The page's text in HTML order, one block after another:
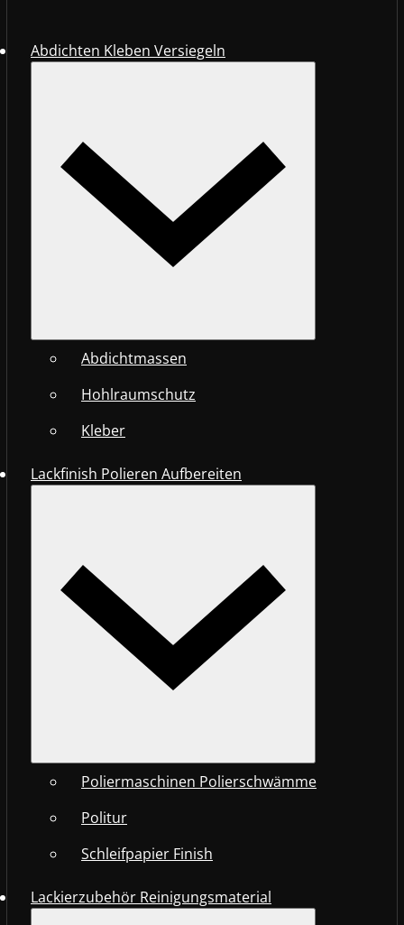
Abdichten Kleben Versiegeln
Abdichtmassen
Hohlraumschutz
Kleber
Lackfinish Polieren Aufbereiten
Poliermaschinen Polierschwämme
Politur
Schleifpapier Finish
Lackierzubehör Reinigungsmaterial